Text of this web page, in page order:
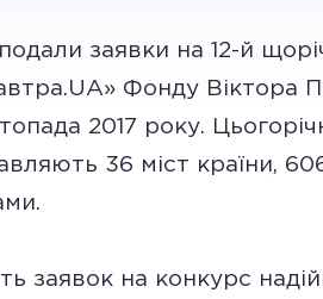
заявки на 12-й
Фонду Віктора
2017 року.
36 міст країни,
заявок на конкурс